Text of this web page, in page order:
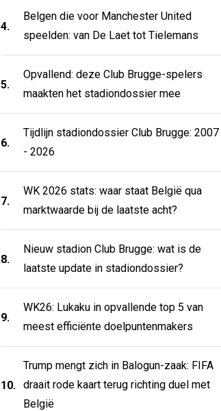
4.
Belgen die voor Manchester United
speelden: van De Laet tot Tielemans
5.
Opvallend: deze Club Brugge-spelers
maakten het stadiondossier mee
6.
Tijdlijn stadiondossier Club Brugge: 2007
- 2026
7.
WK 2026 stats: waar staat België qua
marktwaarde bij de laatste acht?
8.
Nieuw stadion Club Brugge: wat is de
laatste update in stadiondossier?
9.
WK26: Lukaku in opvallende top 5 van
meest efficiënte doelpuntenmakers
10.
Trump mengt zich in Balogun-zaak: FIFA
draait rode kaart terug richting duel met
België